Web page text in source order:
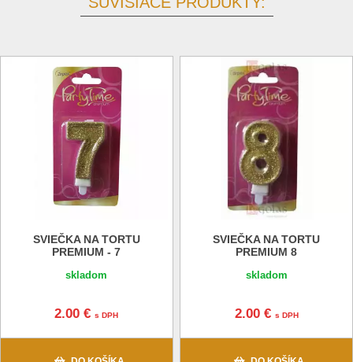
SVIEČKA NA TORTU
PREMIUM - 7
skladom
2.00 €s DPH
SVIEČKA NA TORTU
PREMIUM 8
skladom
2.00 € s DPH